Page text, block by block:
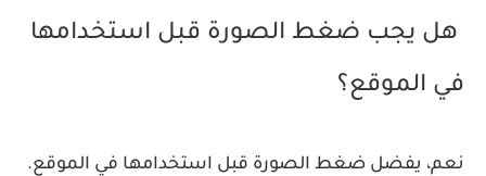
هل يجب ضغط الصورة قبل استخدامها
في الموقع؟
نعم، يفضل ضغط الصورة قبل استخدامها في الموقع.